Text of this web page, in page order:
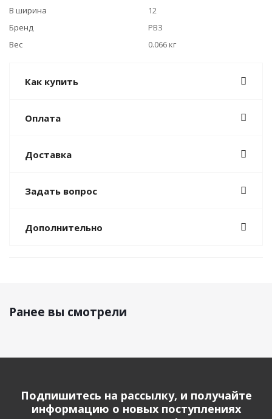
B ширина
12
Бренд
РВЗ
Вес
0.066 кг
Как купить
Оплата
Доставка
Задать вопрос
Дополнительно
Ранее вы смотрели
Подпишитесь на рассылку, и получайте
информацию о новых поступлениях